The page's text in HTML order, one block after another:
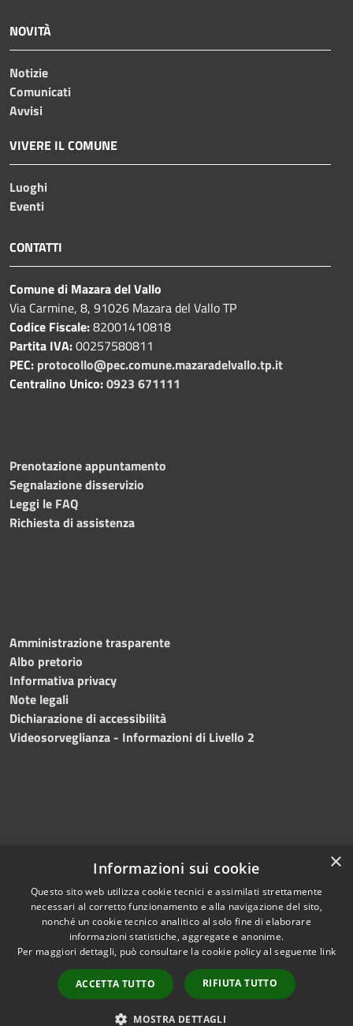
NOVITÀ
Notizie
Comunicati
Avvisi
VIVERE IL COMUNE
Luoghi
Eventi
CONTATTI
Comune di Mazara del Vallo
Via Carmine, 8, 91026 Mazara del Vallo TP
Codice Fiscale:82001410818
Partita IVA:00257580811
PEC: protocollo@pec.comune.mazaradelvallo.tp.it
Centralino Unico:0923 671111
Prenotazione appuntamento
Segnalazione disservizio
Leggi le FAQ
Richiesta di assistenza
Amministrazione trasparente
Albo pretorio
Informativa privacy
Note legali
Dichiarazione di accessibilità
Videosorveglianza - Informazioni di Livello 2
Accessibilità
Privacy
Mappa del sito
Fatturazione Elettronica
Copyright © 2024 •
Comune di Mazara del
Vallo• Powered
byMunicipium• Redazione
×
Informazioni sui cookie
Questo sito web utilizza cookie tecnici e assimilati strettamente
necessari al corretto funzionamento e alla navigazione del sito,
nonché un cookie tecnico analitico al solo fine di elaborare
informazioni statistiche, aggregate e anonime.
Per maggiori dettagli, può consultare la cookie policy al seguente link
ACCETTA TUTTO RIFIUTA TUTTO
MOSTRA DETTAGLI